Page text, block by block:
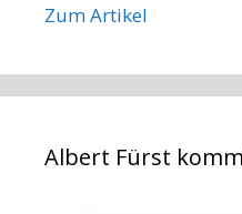
Zum Artikel
Albert Fürst